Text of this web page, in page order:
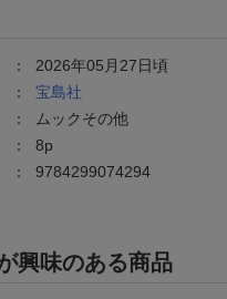
： 2026年05月27日頃
： 宝島社
：
ムックその他
： 8p
： 9784299074294
興味のある商品